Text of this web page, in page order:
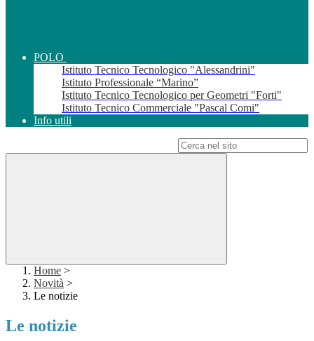
POLO
Istituto Tecnico Tecnologico "Alessandrini"
Istituto Professionale “Marino”
Istituto Tecnico Tecnologico per Geometri "Forti"
Istituto Tecnico Commerciale "Pascal Comi"
Info utili
Home >
Novità >
Le notizie
Le notizie